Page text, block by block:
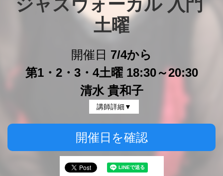
ジャズヴォーカル 入門
土曜
開催日 7/4から
第1・2・3・4土曜 18:30～20:30
清水 貴和子
講師詳細▼
開催日を確認